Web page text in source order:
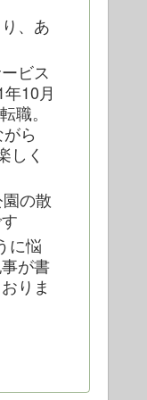
、あ
ビス
10月
職。
ら
しく
の散
に悩
が書
りま